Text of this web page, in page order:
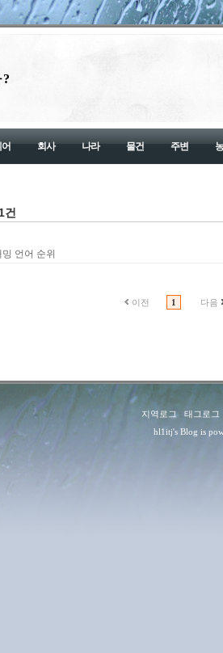
?
회사 나라 물건 주변
건
언어 순위
이전 1 다음
지역로그: 태그로그
hl1itj's Blog is